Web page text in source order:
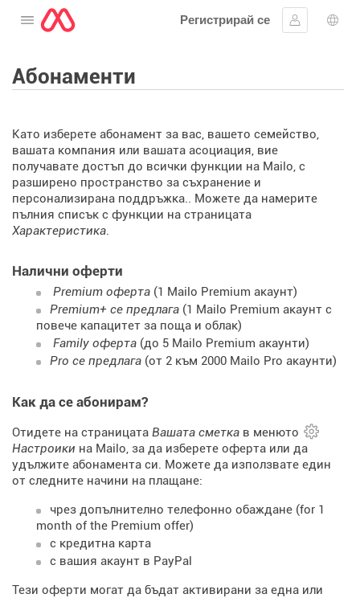
Отворете менюто
Регистрирай се
Впиши се
Абонаменти
Като изберете абонамент за вас, вашето семейство,
вашата компания или вашата асоциация, вие
получавате достъп до всички функции на Mailo, с
разширено пространство за съхранение и
персонализирана поддръжка.. Можете да намерите
пълния списък с функции на страницата
Характеристика.
Налични оферти
Premium оферта (1 Mailo Premium акаунт)
Premium+ се предлага (1 Mailo Premium акаунт с
повече капацитет за поща и облак)
Family оферта (до 5 Mailo Premium акаунти)
Pro се предлага (от 2 към 2000 Mailo Pro акаунти)
Как да се абонирам?
Отидете на страницата Вашата сметка в менюто
Настроики на Mailo, за да изберете оферта или да
удължите абонамента си. Можете да използвате един
от следните начини на плащане:
чрез допълнително телефонно обаждане (for 1
month of the Premium offer)
с кредитна карта
с вашия акаунт в PayPal
Тези оферти могат да бъдат активирани за една или